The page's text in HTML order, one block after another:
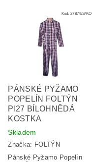
Kód:27874/S/KO
PÁNSKÉ PYŽAMO
POPELÍN FOLTÝN
PI27 BÍLOHNĚDÁ
KOSTKA
Skladem
Značka: FOLTÝN
Pánské Pyžamo Popelín